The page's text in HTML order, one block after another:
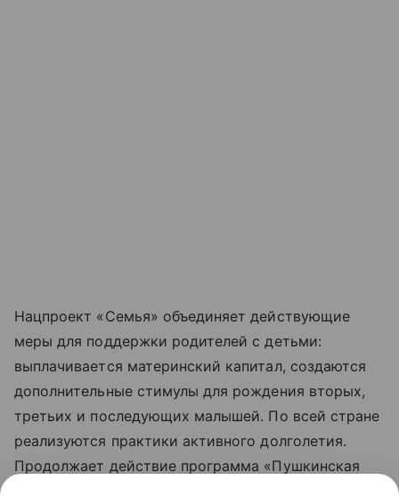
Нацпроект «Семья» объединяет действующие
меры для поддержки родителей с детьми:
выплачивается материнский капитал, создаются
дополнительные стимулы для рождения вторых,
третьих и последующих малышей. По всей стране
реализуются практики активного долголетия.
Продолжает действие программа «Пушкинская